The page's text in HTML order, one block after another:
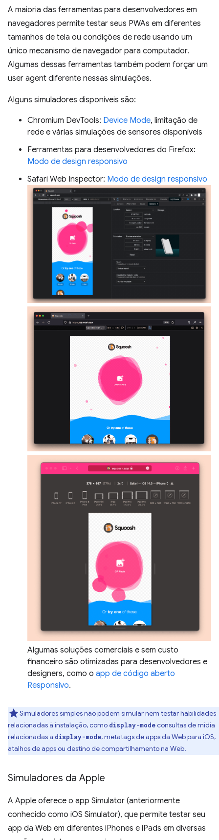
A maioria das ferramentas para desenvolvedores em
navegadores permite testar seus PWAs em diferentes
tamanhos de tela ou condições de rede usando um
único mecanismo de navegador para computador.
Algumas dessas ferramentas também podem forçar um
user agent diferente nessas simulações.
Alguns simuladores disponíveis são:
Chromium DevTools: Device Mode, limitação de
rede e várias simulações de sensores disponíveis
Ferramentas para desenvolvedores do Firefox:
Modo de design responsivo
Safari Web Inspector: Modo de design responsivo
Algumas soluções comerciais e sem custo
financeiro são otimizadas para desenvolvedores e
designers, como o app de código aberto
Responsivo.
Simuladores simples não podem simular nem testar habilidades
relacionadas à instalação, como display-modeconsultas de mídia
relacionadas a display-mode, metatags de apps da Web para iOS,
atalhos de apps ou destino de compartilhamento na Web.
Simuladores da Apple
A Apple oferece o app Simulator (anteriormente
conhecido como iOS Simulator), que permite testar seu
app da Web em diferentes iPhones e iPads em diversas